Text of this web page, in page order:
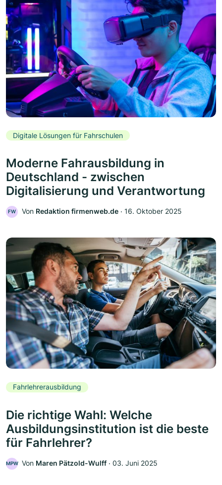
Digitale Lösungen für Fahrschulen
Moderne Fahrausbildung in
Deutschland - zwischen
Digitalisierung und Verantwortung
FW Von Redaktion firmenweb.de ‧ 16. Oktober 2025
Fahrlehrerausbildung
Die richtige Wahl: Welche
Ausbildungsinstitution ist die beste
für Fahrlehrer?
MPW Von Maren Pätzold-Wulff ‧ 03. Juni 2025